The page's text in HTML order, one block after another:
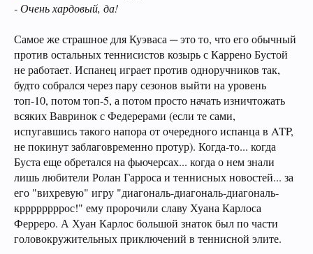
- Очень хардовый, да!
Самое же страшное для Куэваса ─ это то, что его обычный
против остальных теннисистов козырь с Каррено Бустой
не работает. Испанец играет против одноручников так,
будто собрался через пару сезонов выйти на уровень
топ-10, потом топ-5, а потом просто начать изничтожать
всяких Вавринок с Федерерами (если те сами,
испугавшись такого напора от очередного испанца в ATP,
не покинут заблаговременно протур). Когда-то... когда
Буста еще обретался на фьючерсах... когда о нем знали
лишь любители Ролан Гарроса и теннисных новостей... за
его "вихревую" игру "диагональ-диагональ-диагональ-
кррррррррос!" ему пророчили славу Хуана Карлоса
Ферреро. А Хуан Карлос большой знаток был по части
головокружительных приключений в теннисной элите.